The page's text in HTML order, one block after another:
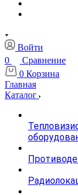
Войти
0
Сравнение
0 Корзина
Главная
Каталог